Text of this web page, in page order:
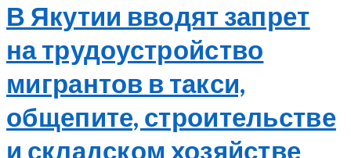
В Якутии вводят запрет
на трудоустройство
мигрантов в такси,
общепите, строительстве
и складском хозяйстве